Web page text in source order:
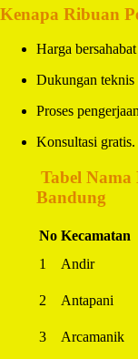
Kenapa Ribuan
Harga
Dukungan teknis
Proses
Konsultasi gratis.
Tabel
Bandung
No Kecamatan
1
Andir
2
Antapani
3
Arcamanik